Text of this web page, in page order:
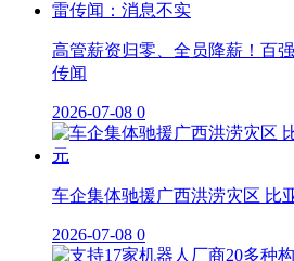
高管薪资归零、全员降薪！百
传闻
2026-07-08 0
车企集体驰援广西洪涝灾区 比
2026-07-08 0